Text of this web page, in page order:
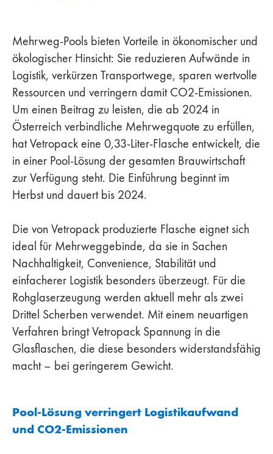
Mehrweg-Pools bieten Vorteile in ökonomischer und
ökologischer Hinsicht: Sie reduzieren Aufwände in
Logistik, verkürzen Transportwege, sparen wertvolle
Ressourcen und verringern damit CO2-Emissionen.
Um einen Beitrag zu leisten, die ab 2024 in
Österreich verbindliche Mehrwegquote zu erfüllen,
hat Vetropack eine 0,33-Liter-Flasche entwickelt, die
in einer Pool-Lösung der gesamten Brauwirtschaft
zur Verfügung steht. Die Einführung beginnt im
Herbst und dauert bis 2024.
Die von Vetropack produzierte Flasche eignet sich
ideal für Mehrweggebinde, da sie in Sachen
Nachhaltigkeit, Convenience, Stabilität und
einfacherer Logistik besonders überzeugt. Für die
Rohglaserzeugung werden aktuell mehr als zwei
Drittel Scherben verwendet. Mit einem neuartigen
Verfahren bringt Vetropack Spannung in die
Glasflaschen, die diese besonders widerstandsfähig
macht – bei geringerem Gewicht.
Pool-Lösung verringert Logistikaufwand
und CO2-Emissionen